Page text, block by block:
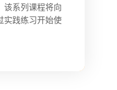
该系列课程将向
实践练习开始使